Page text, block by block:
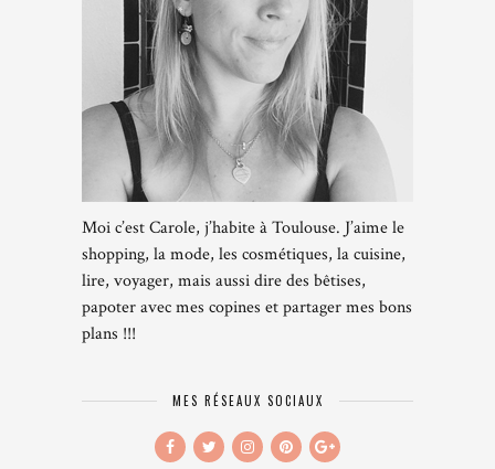
Moi c’est Carole, j’habite à Toulouse. J’aime le
shopping, la mode, les cosmétiques, la cuisine,
lire, voyager, mais aussi dire des bêtises,
papoter avec mes copines et partager mes bons
plans !!!
MES RÉSEAUX SOCIAUX